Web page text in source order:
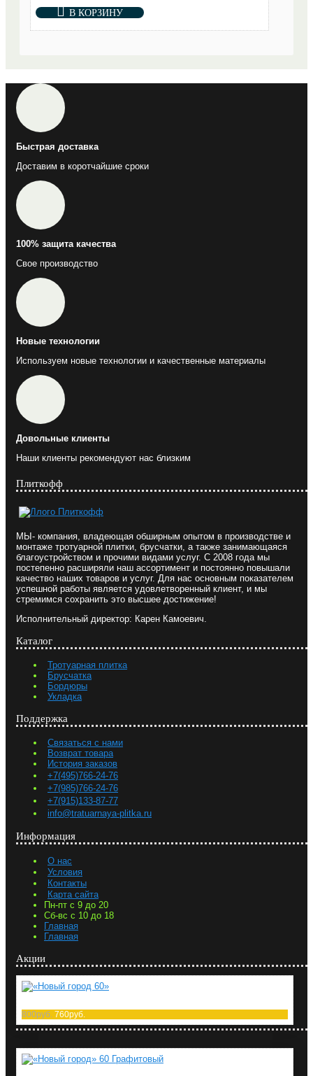
В КОРЗИНУ
Быстрая доставка
Доставим в коротчайшие сроки
100% защита качества
Свое производство
Новые технологии
Используем новые технологии и качественные материалы
Довольные клиенты
Наши клиенты рекомендуют нас близким
Плиткофф
МЫ- компания, владеющая обширным опытом в производстве и
монтаже тротуарной плитки, брусчатки, а также занимающаяся
благоустройством и прочими видами услуг. С 2008 года мы
постепенно расширяли наш ассортимент и постоянно повышали
качество наших товаров и услуг. Для нас основным показателем
успешной работы является удовлетворенный клиент, и мы
стремимся сохранить это высшее достижение!
Исполнительный директор: Карен Камоевич.
Каталог
Тротуарная плитка
Брусчатка
Бордюры
Укладка
Поддержка
Связаться с нами
Возврат товара
История заказов
+7(495)766-24-76
+7(985)766-24-76
+7(915)133-87-77
info@tratuarnaya-plitka.ru
Информация
О нас
Условия
Контакты
Карта сайта
Пн-пт с 9 до 20
Сб-вс с 10 до 18
Главная
Главная
Акции
800руб. 760руб.